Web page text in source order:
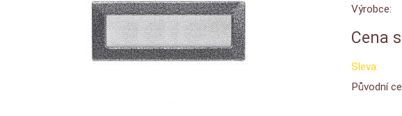
Výrobce:
Cena
Sleva:
Původní